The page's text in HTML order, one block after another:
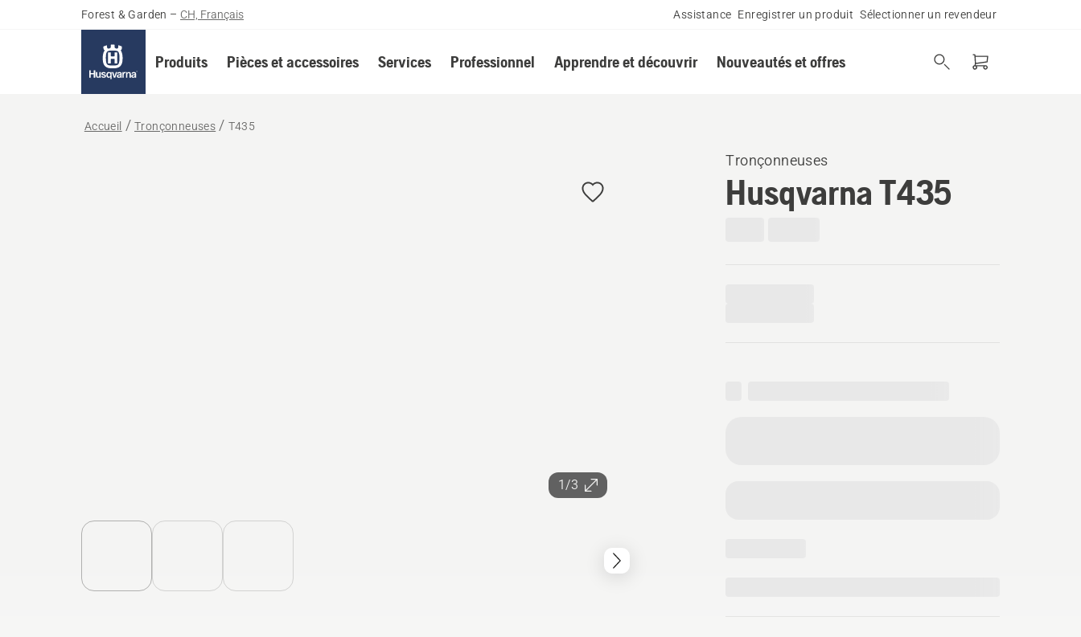
Forest & Garden – CH, Français Assistance Enregistrer un produit Sélectionner un revendeur
Produits Pièces et accessoires Services Professionnel Apprendre et découvrir Nouveautés et offres
Accueil Tronçonneuses T435
1/3
Tronçonneuses
Husqvarna T435